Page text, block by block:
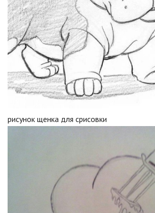
рисунок щенка для срисовки